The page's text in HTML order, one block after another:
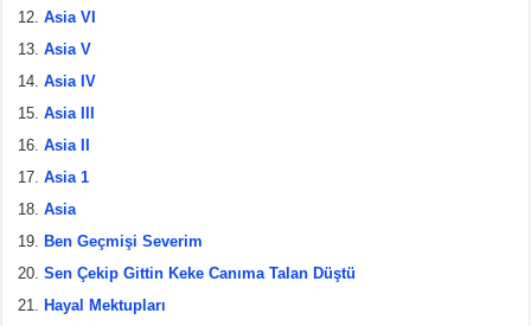
Asia VI
Asia V
Asia IV
Asia III
Asia II
Asia 1
Asia
Ben Geçmişi Severim
Sen Çekip Gittin Keke Canıma Talan Düştü
Hayal Mektupları